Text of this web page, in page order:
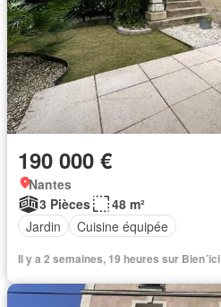
190 000 €
Nantes
3 Pièces
48 m²
Jardin
Cuisine équipée
Il y a 2 semaines, 19 heures sur Bien´ici